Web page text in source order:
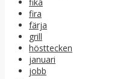
fira
färja
grill
hösttecken
januari
jobb